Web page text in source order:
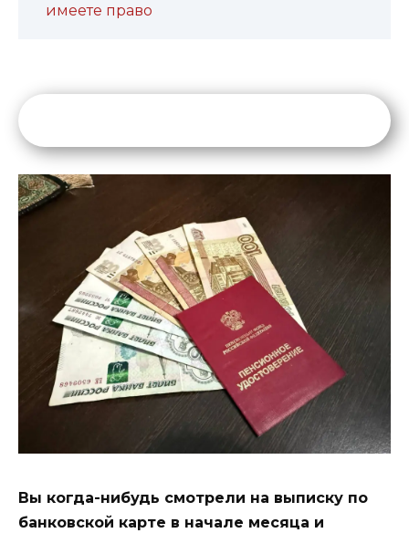
имеете право
Вы когда-нибудь смотрели на выписку по
банковской карте в начале месяца и